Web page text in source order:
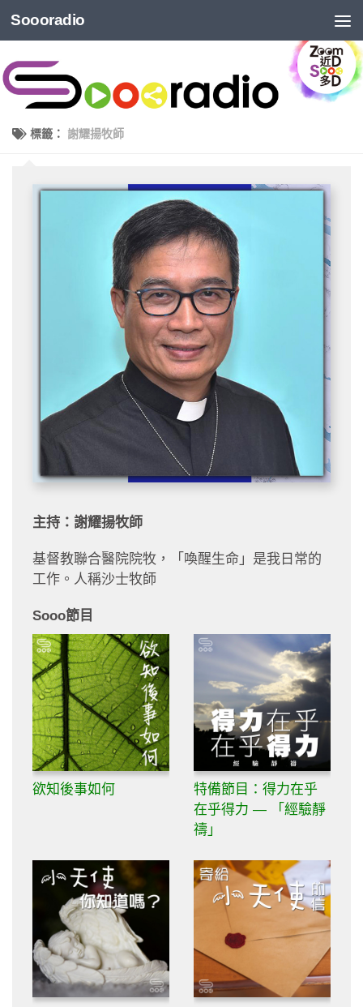
Soooradio
標籤： 謝耀揚牧師
主持：謝耀揚牧師
基督教聯合醫院院牧，「喚醒生命」是我日常的
工作。人稱沙士牧師
Sooo節目
欲知後事如何
特備節目：得力在乎
在乎得力 — 「經驗靜
禱」